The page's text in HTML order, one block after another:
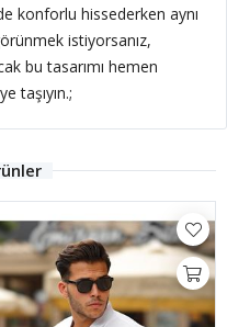
konforlu hissederken aynı
istiyorsanız,
bu tasarımı hemen
taşıyın.;